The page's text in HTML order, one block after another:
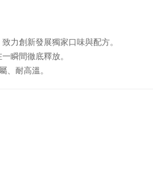
力創新發展獨家口味與配方。
瞬間徹底釋放。
、耐高溫。